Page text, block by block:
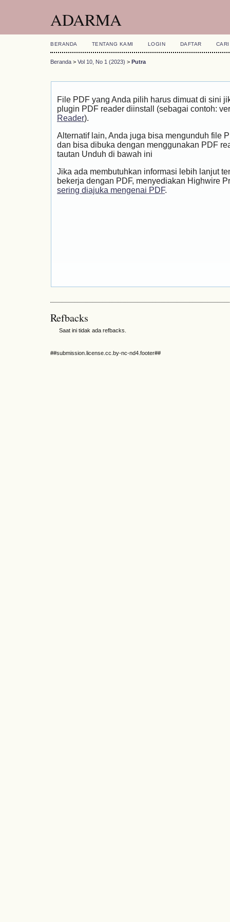
ADARMA
BERANDA TENTANG KAMI LOGIN DAFTAR CARI
Beranda > Vol 10, No 1 (2023) > Putra
File PDF yang Anda pilih harus dimuat di sini
plugin PDF reader diinstall (sebagai contoh:
Reader).
Alternatif lain, Anda juga bisa mengunduh file
dan bisa dibuka dengan menggunakan PDF
tautan Unduh di bawah ini
Jika ada membutuhkan informasi lebih lanjut
bekerja dengan PDF, menyediakan Highwire
sering diajuka mengenai PDF.
Refbacks
Saat ini tidak ada refbacks.
##submission.license.cc.by-nc-nd4.footer##